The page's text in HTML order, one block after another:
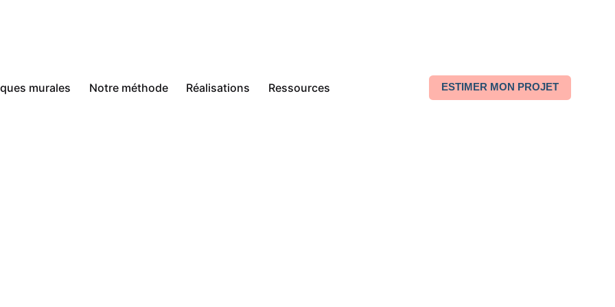
murales Notre méthode Réalisations Ressources ESTIMER MON PROJET